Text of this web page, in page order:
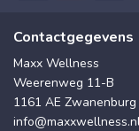
Contactgegevens
Maxx Wellness
Weerenweg 11-B
1161 AE